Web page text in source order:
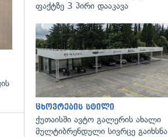
ფაქტზე 3 პირი დააკავა
ცხოვრების სტილი
ქუთაისში ავტო გალერის ახალი
მულტიბრენდული სივრცე გაიხსნა